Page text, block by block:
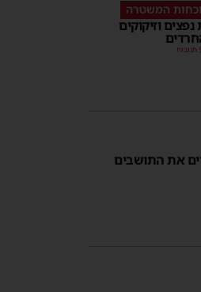
המשטרה
וזיקוקים
את התושבים